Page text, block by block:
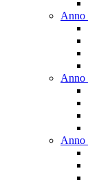
Anno
Anno
Anno